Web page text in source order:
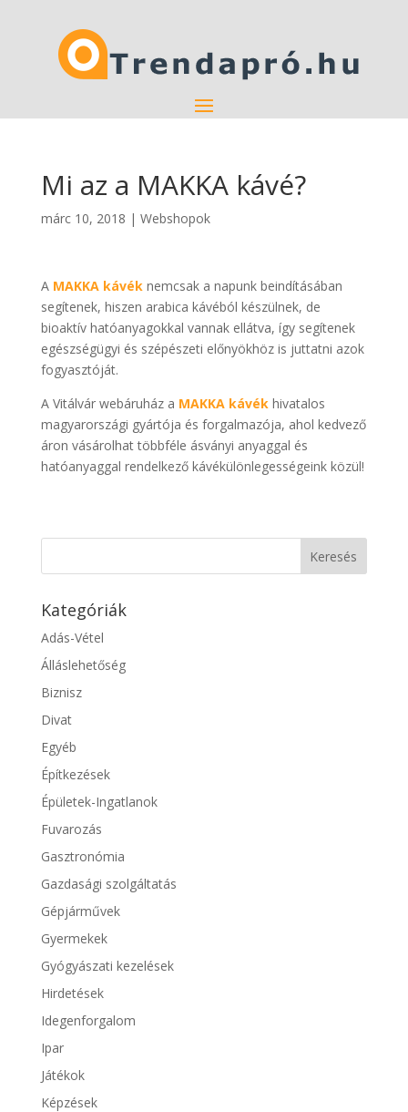
Mi az a MAKKA kávé?
márc 10, 2018 | Webshopok
A MAKKA kávéknemcsak a napunk beindításában
segítenek, hiszen arabica kávéból készülnek, de
bioaktív hatóanyagokkal vannak ellátva, így segítenek
egészségügyi és szépészeti előnyökhöz is juttatni azok
fogyasztóját.
A Vitálvár webáruház a MAKKA kávékhivatalos
magyarországi gyártója és forgalmazója, ahol kedvező
áron vásárolhat többféle ásványi anyaggal és
hatóanyaggal rendelkező kávékülönlegességeink közül!
Kategóriák
Adás-Vétel
Álláslehetőség
Biznisz
Divat
Egyéb
Építkezések
Épületek-Ingatlanok
Fuvarozás
Gasztronómia
Gazdasági szolgáltatás
Gépjárművek
Gyermekek
Gyógyászati kezelések
Hirdetések
Idegenforgalom
Ipar
Játékok
Képzések